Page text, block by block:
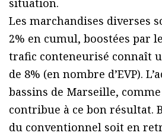
Les marchandises diverses
2% en cumul, boostées par
trafic conteneurisé connaît
de 8% (en nombre d’EVP).
bassins de Marseille, comme
contribue à ce bon résultat.
du conventionnel soit en